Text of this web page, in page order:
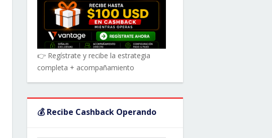
👉 Regístrate y recibe la estrategia
completa + acompañamiento
💰 Recibe Cashback Operando